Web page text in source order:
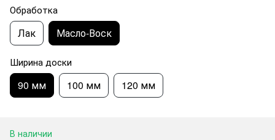
Обработка
Лак Масло-Воск
Ширина доски
90 мм 100 мм 120 мм
В наличии